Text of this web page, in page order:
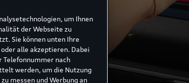
um Ihnen
der Webseite zu
Sie können unten Ihre
alle akzeptieren. Dabei
Telefonnummer nach
werden, um die Nutzung
messen und Werbung an